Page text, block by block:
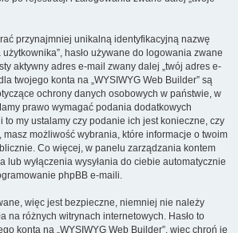
przynajmniej unikalną identyfikacyjną nazwę
hasło używane do logowania zwane
aktywny adres e-mail zwany dalej „twój adres e-
twojego konta na „WYSIWYG Web Builder” są
ochrony danych osobowych w państwie, w
prawo wymagać podania dodatkowych
to my ustalamy czy podanie ich jest konieczne, czy
masz możliwość wybrania, które informacje o twoim
Co więcej, w panelu zarządzania kontem
lub wyłączenia wysyłania do ciebie automatycznie
phpBB e-maili.
więc jest bezpieczne, niemniej nie należy
na różnych witrynach internetowych. Hasło to
konta na „WYSIWYG Web Builder”, więc chroń je